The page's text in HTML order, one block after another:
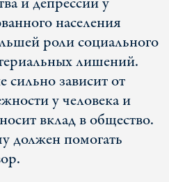
населения
роли социального
лишений.
сильно зависит от
у человека и
вклад в общество.
должен помогать